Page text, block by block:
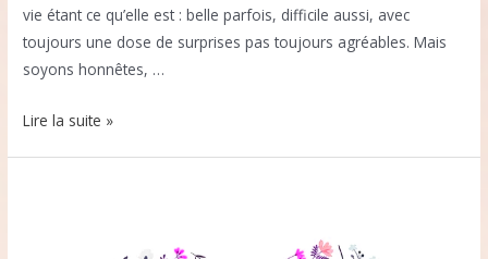
vie étant ce qu’elle est : belle parfois, difficile aussi, avec
toujours une dose de surprises pas toujours agréables. Mais
soyons honnêtes, …
Blog
Lire la suite »